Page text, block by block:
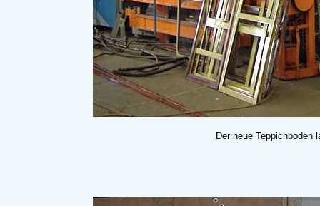
Der neue Teppichboden